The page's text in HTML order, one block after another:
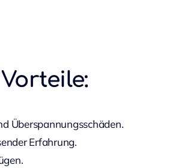
Überspannungsschäden.
Erfahrung.